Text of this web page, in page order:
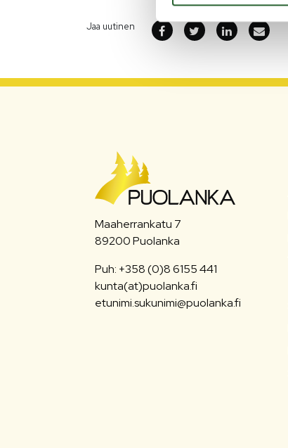
Jaa uutinen
Maaherrankatu 7
89200 Puolanka
Puh: +358 (0)8 6155 441
kunta(at)puolanka.fi
etunimi.sukunimi@puolanka.fi